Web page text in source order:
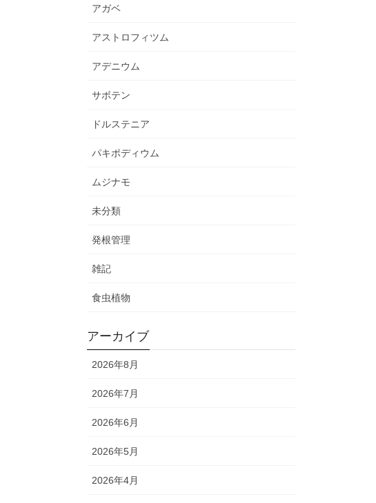
アガベ
アストロフィツム
アデニウム
サボテン
ドルステニア
パキポディウム
ムジナモ
未分類
発根管理
雑記
食虫植物
アーカイブ
2026年8月
2026年7月
2026年6月
2026年5月
2026年4月